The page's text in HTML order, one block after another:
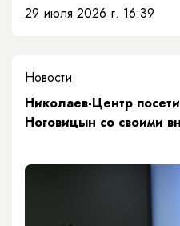
29 июля 2026 г. 16:39
Новости
Николаев-Центр
Ноговицын со своими